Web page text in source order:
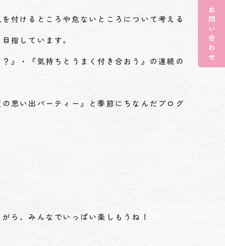
付けるところや危ないところについて考える
指しています。
』・『気持ちとうまく付き合おう』の連続の
思い出パーティー』と季節にちなんだプログ
ら、みんなでいっぱい楽しもうね！